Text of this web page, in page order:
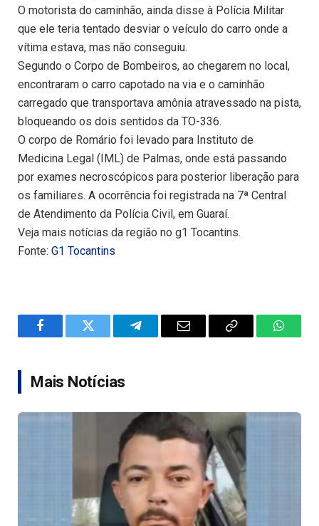
O motorista do caminhão, ainda disse à Polícia Militar
que ele teria tentado desviar o veículo do carro onde a
vítima estava, mas não conseguiu.
Segundo o Corpo de Bombeiros, ao chegarem no local,
encontraram o carro capotado na via e o caminhão
carregado que transportava amônia atravessado na pista,
bloqueando os dois sentidos da TO-336.
O corpo de Romário foi levado para Instituto de
Medicina Legal (IML) de Palmas, onde está passando
por exames necroscópicos para posterior liberação para
os familiares. A ocorrência foi registrada na 7ª Central
de Atendimento da Polícia Civil, em Guaraí.
Veja mais notícias da região no g1 Tocantins.
Fonte: G1 Tocantins
FacebookTwitter TelegramEmail
Copy
Mais Notícias